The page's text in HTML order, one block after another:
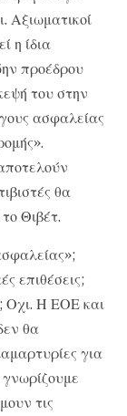
Αξιωματικοί
η ίδια
προέδρου
του στην
ασφαλείας
θα
Θιβέτ.
επιθέσεις;
Οχι. Η ΕΟΕ και
θα
για
τις